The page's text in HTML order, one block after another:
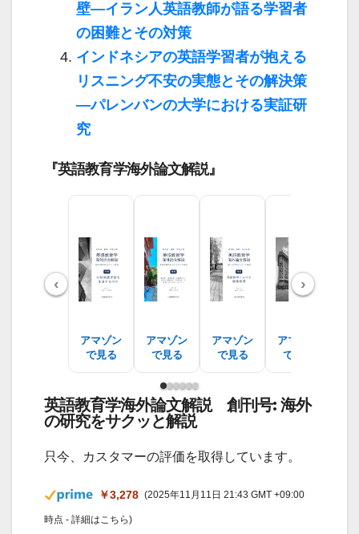
壁―イラン人英語教師が語る学習者
の困難とその対策
インドネシアの英語学習者が抱える
リスニング不安の実態とその解決策
―パレンバンの大学における実証研
究
『英語教育学海外論文解説』
‹
アマゾン
で見る
アマゾン
で見る
アマゾン
で見る
アマゾン
で見る
›
英語教育学海外論文解説 創刊号: 海外
の研究をサクッと解説
只今、カスタマーの評価を取得しています。
￥3,278 (2025年11月11日 21:43 GMT +09:00
時点 - 詳細はこちら)